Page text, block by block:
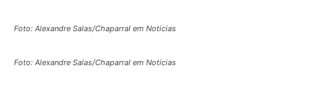
Foto: Alexandre Salas/Chaparral em Notícias
Foto: Alexandre Salas/Chaparral em Notícias